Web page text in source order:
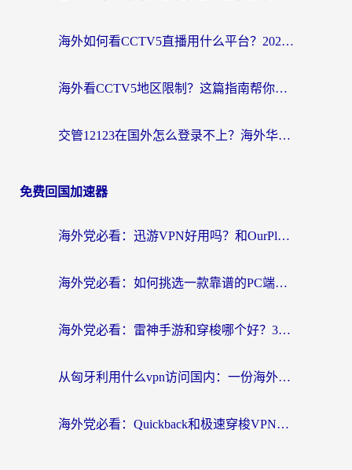
海外如何看CCTV5直播用什么平台？2026最新指南：看欧洲杯、中超、奥运不再卡
海外看CCTV5地区限制？这篇指南帮你流畅看欧洲杯、NBA还听中文解说
交管12123在国外怎么登录不上？海外华人必看的回国加速器选择指南
免费回国加速器
海外党必看：迅游VPN好用吗？和OurPlay VPN对比哪个回国效果更好？附真实体验测评
海外党必看：如何挑选一款靠谱的PC端VPN，让回国冲浪不再卡顿
海外党必看：雷神手游和穿梭哪个好？3步教你选对回国加速器（附实测对比）
从匈牙利用什么vpn访问国内：一份海外游子的网络归乡指南
海外党必看：Quickback和极速穿梭VPN好用吗？3步选对回国加速器实现无缝刷国内资源